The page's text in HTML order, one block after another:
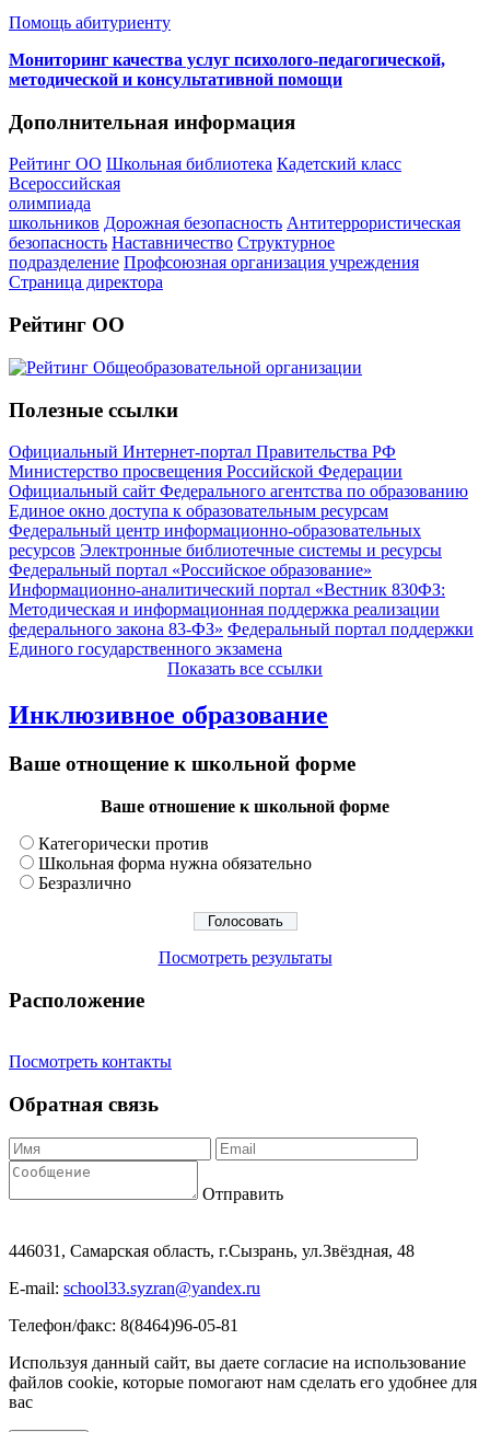
Помощь абитуриенту
Мониторинг качества услуг психолого-педагогической,
методической и консультативной помощи
Дополнительная информация
Рейтинг ОО Школьная библиотека Кадетский класс
Всероссийская
олимпиада
школьников Дорожная безопасность Антитеррористическая
безопасность Наставничество Структурное
подразделение Профсоюзная организация учреждения
Страница директора
Рейтинг ОО
Полезные ссылки
Официальный Интернет-портал Правительства РФ
Министерство просвещения Российской Федерации
Официальный сайт Федерального агентства по образованию
Единое окно доступа к образовательным ресурсам
Федеральный центр информационно-образовательных
ресурсов Электронные библиотечные системы и ресурсы
Федеральный портал «Российское образование»
Информационно-аналитический портал «Вестник 830ФЗ:
Методическая и информационная поддержка реализации
федерального закона 83-ФЗ» Федеральный портал поддержки
Единого государственного экзамена
Показать все ссылки
Инклюзивное образование
Ваше отнощение к школьной форме
Ваше отношение к школьной форме
Категорически против
Школьная форма нужна обязательно
Безразлично
Посмотреть результаты
Расположение
Посмотреть контакты
Обратная связь
Отправить
446031, Самарская область, г.Сызрань, ул.Звёздная, 48
E-mail: school33.syzran@yandex.ru
Телефон/факс: 8(8464)96-05-81
Используя данный сайт, вы даете согласие на использование
файлов cookie, которые помогают нам сделать его удобнее для
вас